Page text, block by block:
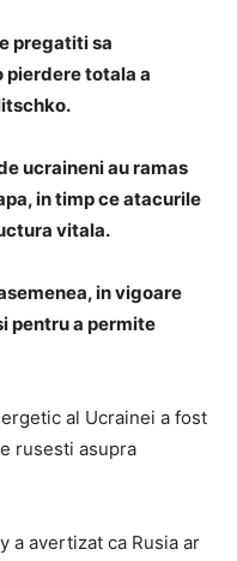
pregatiti sa
pierdere totala a
ucraineni au ramas
in timp ce atacurile
vitala.
in vigoare
pentru a permite
al Ucrainei a fost
rusesti asupra
a avertizat ca Rusia ar